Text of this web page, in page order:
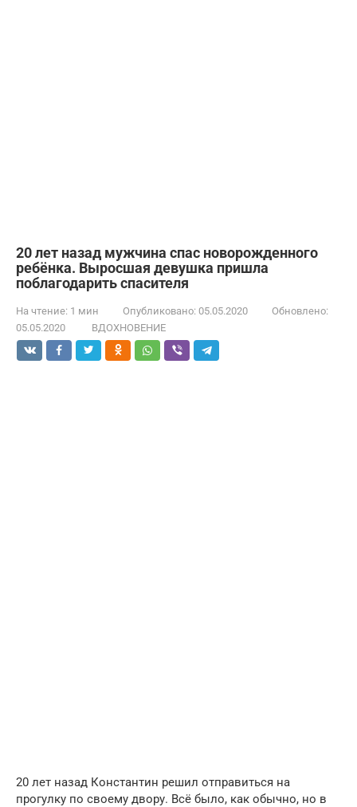
20 лет назад мужчина спас новорожденного
ребёнка. Выросшая девушка пришла
поблагодарить спасителя
На чтение: 1 мин Опубликовано: 05.05.2020
Обновлено:
05.05.2020
ВДОХНОВЕНИЕ
20 лет назад Константин решил отправиться на
прогулку по своему двору. Всё было, как обычно, но в